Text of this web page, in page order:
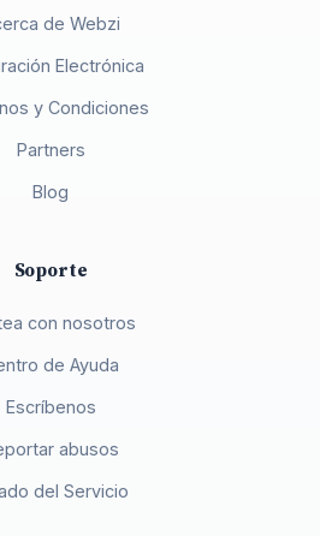
de Webzi
Electrónica
y Condiciones
Partners
Blog
Soporte
con nosotros
de Ayuda
Escríbenos
abusos
del Servicio